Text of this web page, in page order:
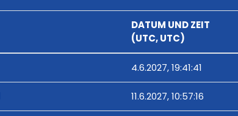
DATUM UND ZEIT
(UTC, UTC)
4.6.2027, 19:41:41
11.6.2027, 10:57:16